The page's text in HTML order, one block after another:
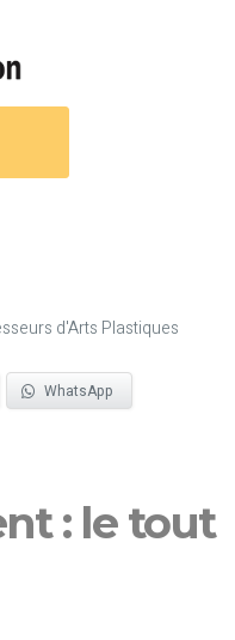
d'Arts Plastiques
WhatsApp
: le tout